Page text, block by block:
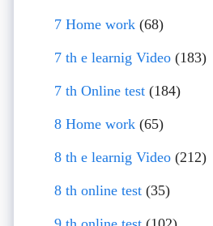
7 Home work(68)
7 th e learnig Video(183)
7 th Online test(184)
8 Home work(65)
8 th e learnig Video(212)
8 th online test(35)